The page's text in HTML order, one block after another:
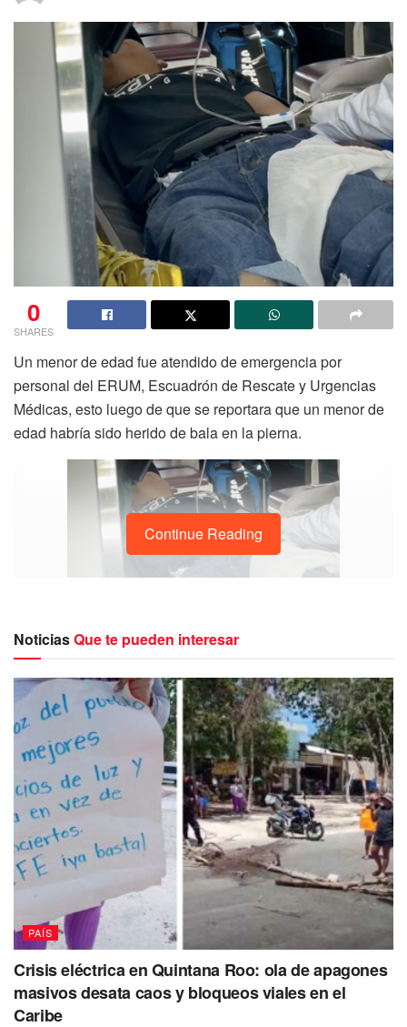
0
SHARES
Un menor de edad fue atendido de emergencia por
personal del ERUM, Escuadrón de Rescate y Urgencias
Médicas, esto luego de que se reportara que un menor de
edad habría sido herido de bala en la pierna.
De acuerdo a informes se sabe que el disparo habría sido
efectuado en otra zona y desafortunadamente impactado
en la pierna del menor. Los hechos ocurrieron en la Plaza
Pino Suárez, que se encuentra a un costado de la Línea 2
del Metro.
De acuerdo con los paramédicos que atendieron el
llamado, el impacto de la bala no pondría en riesgo la vida
del menor.
Continue Reading
NoticiasQue te pueden interesar
PAÍS
Crisis eléctrica en Quintana Roo: ola de apagones
masivos desata caos y bloqueos viales en el
Caribe